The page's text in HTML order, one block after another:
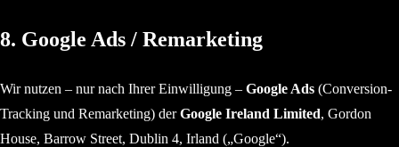
8. Google Ads / Remarketing
Wir nutzen – nur nach Ihrer Einwilligung – Google Ads (Conversion-
Tracking und Remarketing) derGoogle Ireland Limited, Gordon
House, Barrow Street, Dublin 4, Irland („Google“).